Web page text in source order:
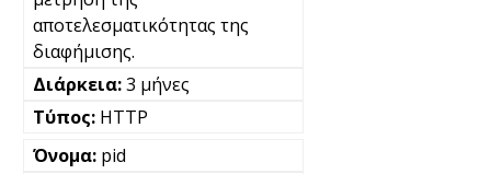
αποτελεσματικότητας της
διαφήμισης.
3 μήνες
HTTP
pid